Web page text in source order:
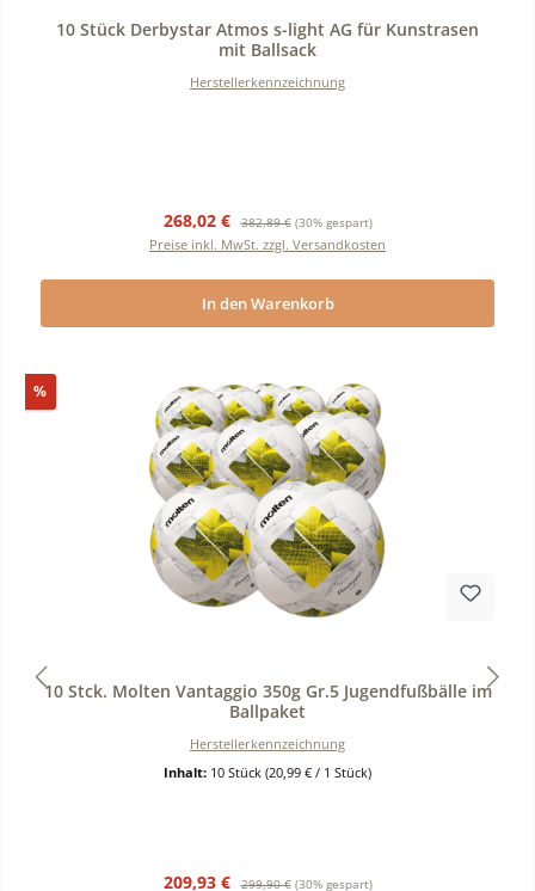
10 Stück Derbystar Atmos s-light AG für Kunstrasen
mit Ballsack
Herstellerkennzeichnung
Verkaufspreis:
268,02 € Regulärer Preis:
382,89 € (30% gespart)
Preise inkl. MwSt. zzgl. Versandkosten
In den Warenkorb
%Rabatt
Durchschnittliche Bewertung von 0 von 5 Sternen
10 Stck. Molten Vantaggio 350g Gr.5 Jugendfußbälle im
Ballpaket
Herstellerkennzeichnung
Inhalt: 10 Stück (20,99 € / 1 Stück)
Verkaufspreis:
209,93 € Regulärer Preis:
299,90 € (30% gespart)